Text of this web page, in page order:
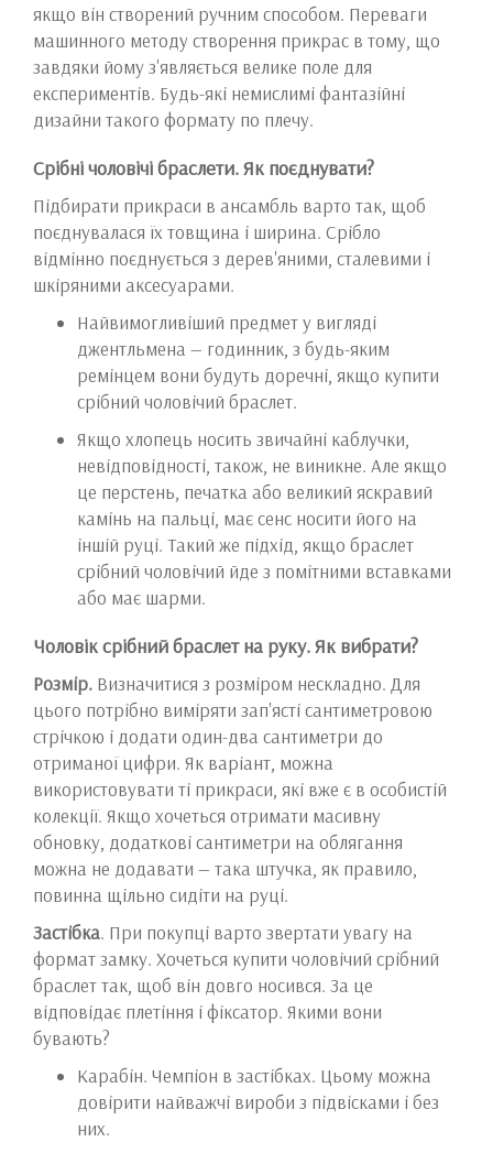
якщо він створений ручним способом. Переваги
машинного методу створення прикрас в тому, що
завдяки йому з'являється велике поле для
експериментів. Будь-які немислимі фантазійні
дизайни такого формату по плечу.
Срібні чоловічі браслети. Як поєднувати?
Підбирати прикраси в ансамбль варто так, щоб
поєднувалася їх товщина і ширина. Срібло
відмінно поєднується з дерев'яними, сталевими і
шкіряними аксесуарами.
Найвимогливіший предмет у вигляді
джентльмена — годинник, з будь-яким
ремінцем вони будуть доречні, якщо купити
срібний чоловічий браслет.
Якщо хлопець носить звичайні каблучки,
невідповідності, також, не виникне. Але якщо
це перстень, печатка або великий яскравий
камінь на пальці, має сенс носити його на
іншій руці. Такий же підхід, якщо браслет
срібний чоловічий йде з помітними вставками
або має шарми.
Чоловік срібний браслет на руку. Як вибрати?
Розмір. Визначитися з розміром нескладно. Для
цього потрібно виміряти зап'ясті сантиметровою
стрічкою і додати один-два сантиметри до
отриманої цифри. Як варіант, можна
використовувати ті прикраси, які вже є в особистій
колекції. Якщо хочеться отримати масивну
обновку, додаткові сантиметри на облягання
можна не додавати — така штучка, як правило,
повинна щільно сидіти на руці.
Застібка. При покупці варто звертати увагу на
формат замку. Хочеться купити чоловічий срібний
браслет так, щоб він довго носився. За це
відповідає плетіння і фіксатор. Якими вони
бувають?
Карабін. Чемпіон в застібках. Цьому можна
довірити найважчі вироби з підвісками і без
них.